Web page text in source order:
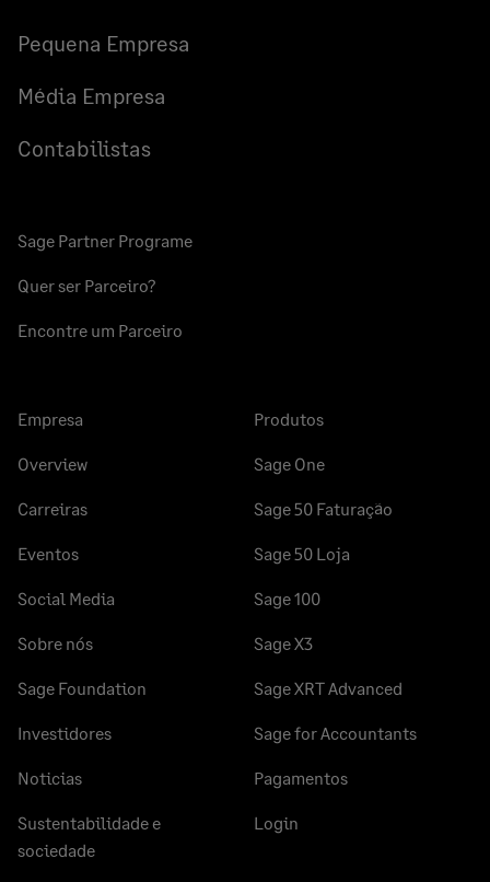
Pequena Empresa
Média Empresa
Contabilistas
Sage Partner Programe
Quer ser Parceiro?
Encontre um Parceiro
Empresa
Overview
Carreiras
Eventos
Social Media
Sobre nós
Sage Foundation
Investidores
Noticias
Sustentabilidade e
sociedade
Produtos
Sage One
Sage 50 Faturação
Sage 50 Loja
Sage 100
Sage X3
Sage XRT Advanced
Sage for Accountants
Pagamentos
Login